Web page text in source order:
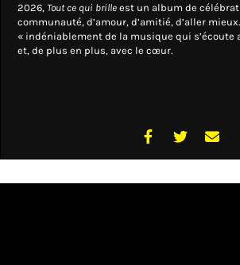
2026, Tout ce qui brille est un album de
communauté, d’amour, d’amitié, d’aller
« indéniablement de la musique qui s’écoute
et, de plus en plus, avec le cœur.